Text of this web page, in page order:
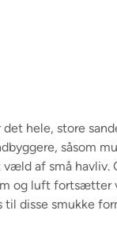
det hele, store
såsom
af små havliv.
og luft fortsætter
til disse smukke